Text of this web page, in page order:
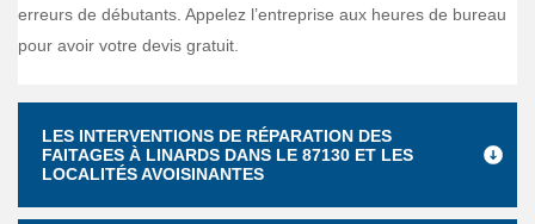
erreurs de débutants. Appelez l’entreprise aux heures de bureau
pour avoir votre devis gratuit.
LES INTERVENTIONS DE RÉPARATION DES
FAITAGES À LINARDS DANS LE 87130 ET LES
LOCALITÉS AVOISINANTES